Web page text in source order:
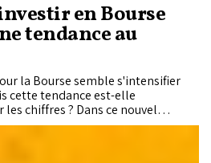
en Bourse
tendance au
la Bourse semble s'intensifier
cette tendance est-elle
chiffres ? Dans ce nouvel
analysons les données et les
les investissements des
effectivement en hausse.